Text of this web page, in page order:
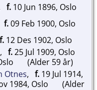
f. 10 Jun 1896, Oslo
f.09 Feb 1900, Oslo
f. 12 Des 1902, Oslo
, f.25 Jul 1909, Oslo
(Alder 59 år)
Otnes, f. 19 Jul 1914,
1984, Oslo
(Alder